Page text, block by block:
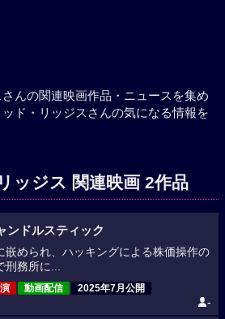
んの関連映画作品・ニュースを集め
ド・リッジスさんの気になる情報を
ッジス 関連映画 2作品
ンドルスティック
嵌められ、ハッキングによる株価操作の
刑務所に...
動画配信 2025年7月公開
-